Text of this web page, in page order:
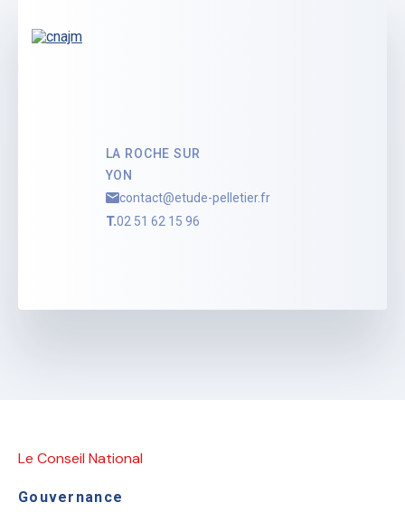
LA ROCHE SUR
YON
contact@etude-pelletier.fr
T.02 51 62 15 96
Le Conseil National
Gouvernance